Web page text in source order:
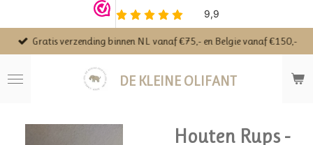
direct
naar
hoofdinhoud
DE KLEINE OLIFANT
Gratis verzending binnen NL vanaf €75,- en Belgie vanaf €150,-
Houten Rups -